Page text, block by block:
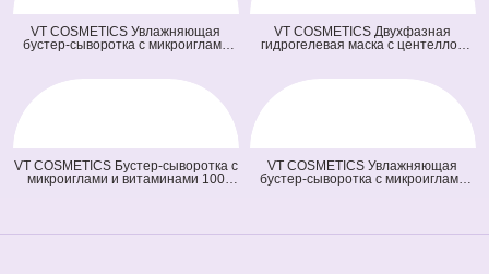
VT COSMETICS Увлажняющая
бустер-сыворотка с микроиглами
VT COSMETICS Двухфазная
гидрогелевая маска с центеллой
гр)
VT COSMETICS Бустер-сыворотка с
микроиглами и витаминами 100
VT COSMETICS Увлажняющая
бустер-сыворотка с микроиглами